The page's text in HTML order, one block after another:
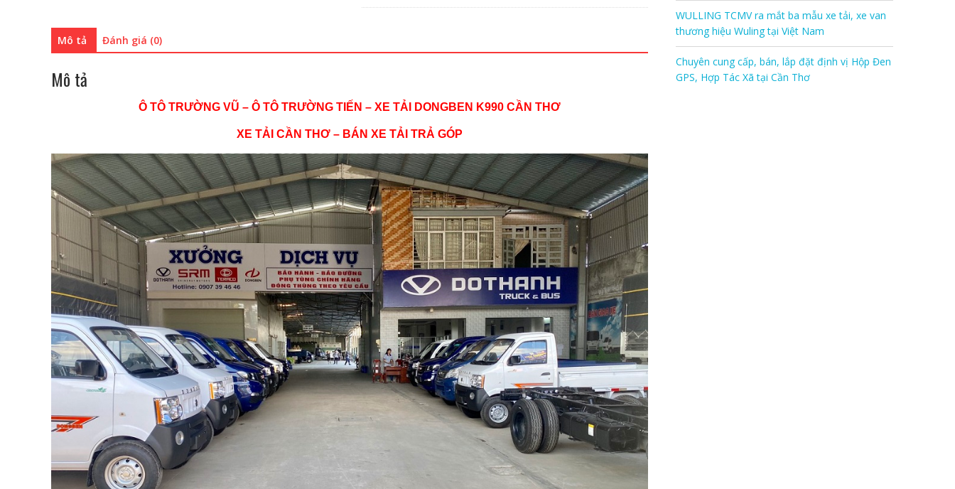
Mô tả Đánh giá (0)
Mô tả
Ô TÔ TRƯỜNG VŨ – Ô TÔ TRƯỜNG TIẾN – XE TẢI DONGBEN K990 CẦN THƠ
XE TẢI CẦN THƠ – BÁN XE TẢI TRẢ GÓP
WULLING TCMV ra mắt ba mẫu xe tải, xe van
thương hiệu Wuling tại Việt Nam
Chuyên cung cấp, bán, lắp đặt định vị Hộp Đen
GPS, Hợp Tác Xã tại Cần Thơ